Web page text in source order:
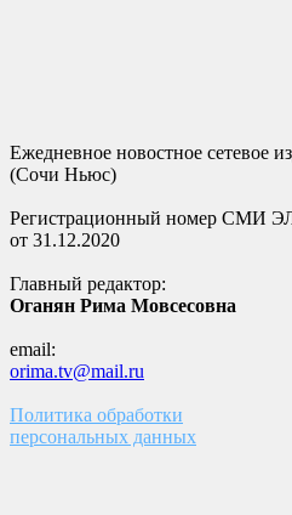
Ежедневное новостное сетевое
(Сочи Ньюс)
Регистрационный номер СМИ
от 31.12.2020
Главный редактор:
Оганян Рима Мовсесовна
email:
orima.tv@mail.ru
Политика обработки
персональных данных